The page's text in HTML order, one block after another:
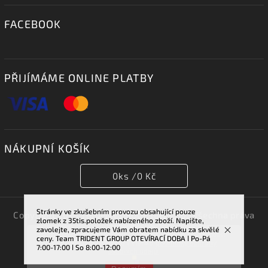
Vstupem na tuto stránku souhlasíte se sběrem cookies.
Více informací najdete v článkupodmínky ochrany
osobních údajů
Stránky ve zkušebním provozu obsahující pouze
zlomek z 35tis.položek nabízeného zboží. Napište,
zavolejte, zpracujeme Vám obratem nabídku za skvělé
ceny. Team TRIDENT GROUP OTEVÍRACÍ DOBA ǀ Po-Pá
7:00-17:00 ǀ So 8:00-12:00
FACEBOOK
PŘIJÍMÁME ONLINE PLATBY
NÁKUPNÍ KOŠÍK
0ks /0 Kč
Copyright 2026TRIDENT GROUP 007 s.r.o.. Všechna práva
vyhrazena.
VytvořilShoptet| DesignShoptak.cz.